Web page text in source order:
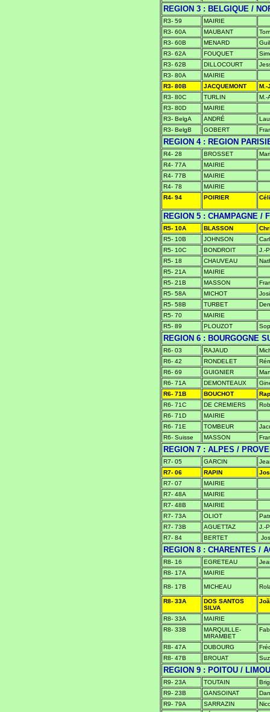
REGION 3 : BELGIQUE /
R3- 59
MAIRIE
R3- 60A
MAUBANT
Tom
R3- 60B
MENARD
R3- 62A
FOUQUET
R3- 62B
DILLOCOURT
R3- 80A
MAIRIE
R3- 80B
JACQUEMONT
M.-
R3- 80C
TURLIN
M.-
R3- 80D
MAIRIE
R3- BelgA
ANDRÉ
R3- BelgB
GOBERT
REGION 4 : REGION
R4- 28 BROSSET
R4- 77A
MAIRIE
R4- 77B
MAIRIE
R4- 78
MAIRIE
R4- 94
POIRIER
REGION 5 : CHAMPAGNE /
R5- 10A BLASSON
R5- 10B
JOHNSON
Carl
R5- 10C
BONDROIT
J.-
R5- 18
CHAUVEAU
R5- 21A
MAIRIE
R5- 21B
MASSON
R5- 58A
MICHOT
R5- 58B
TURBET
R5- 70
MAIRIE
R5- 89
PLOUZOT
REGION 6 : BOURGOGNE
R6- 03 RAJAUD
R6- 42
RONDELET
R6- 69
GUIGNIER
R6- 71A
DEMONTEAUX
R6- 71B
BOUCHOT
R6- 71C
DE CREMIERS
R6- 71D
MAIRIE
R6- 71E
TOMBEUR
R6- Suisse
MASSON
REGION 7 : ALPES /
R7- 05 GARCIN
R7- 06
RAPIN
R7- 07
MAIRIE
R7- 48A
MAIRIE
R7- 48B
MAIRIE
R7- 73A
OLIOT
R7- 73B
AGUETTAZ
J.-
R7- 84
BERTET
REGION 8 : CHARENTES /
R8- 16 EGRETEAU
R8- 17A
MAIRIE
R8- 17B MICHEAU
R8- 33A
DOS SANTOS
SILVA
R8- 33A
MAIRIE
R8- 33B
MARQUILLE-
MIRAMBET
R8- 47A DUBOURG
R8- 47B
BROUAT
REGION 9 : POITOU /
R9- 23A TOUTAIN
R9- 23B
GANSOINAT
R9- 79A
SARRAZIN